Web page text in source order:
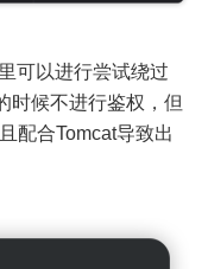
可以进行尝试绕过
时候不进行鉴权，但
配合Tomcat导致出